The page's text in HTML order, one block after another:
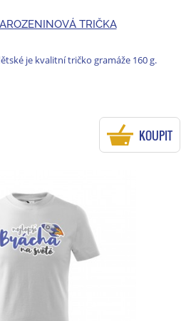
TRIČKA
je kvalitní tričko gramáže 160 g.
KOUPIT